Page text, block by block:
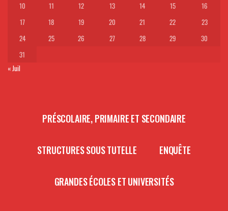
10
11 12 13 14 15
16
17
18 19 20 21 22
23
24
25 26 27 28 29
30
31
« Juil
PRÉSCOLAIRE, PRIMAIRE ET SECONDAIRE
STRUCTURES SOUS TUTELLE ENQUÊTE
GRANDES ÉCOLES ET UNIVERSITÉS